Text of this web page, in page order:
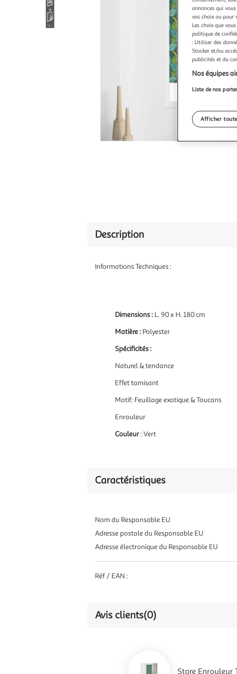
Description
Informations Techniques :
Dimensions : L. 90 x H. 180 cm
Matière : Polyester
Spécificités :
Naturel & tendance
Effet tamisant
Motif: Feuillage exotique & Toucans
Enrouleur
Couleur: Vert
Caractéristiques
Nom du Responsable EU
Adresse postale du Responsable EU
Adresse électronique du Responsable EU
Réf / EAN :
Avis clients(0)
Store Enrouleur
annonces qui
vos choix ou pour
Les choix que
politique de
: Utiliser des
Stocker et/ou
publicités et du
Nos équipes
Liste de nos
Afficher